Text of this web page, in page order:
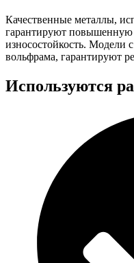
Качественные металлы,
гарантируют повышенную
износостойкость. Модели
вольфрама, гарантируют
Используются